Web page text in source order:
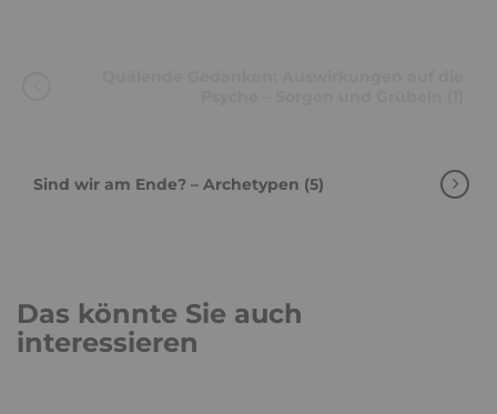
Sind wir am Ende? – Archetypen (5)
Das könnte Sie auch
interessieren